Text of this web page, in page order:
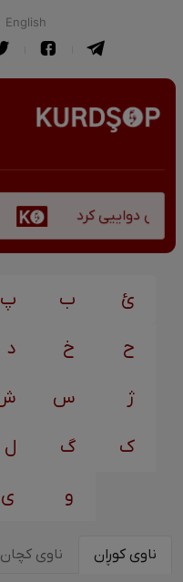
English
دواییی کرد
ئ ب پ
ح خ د
ژ س
ک گ ل
و ی
ناوی کوڕان ناوی کچان